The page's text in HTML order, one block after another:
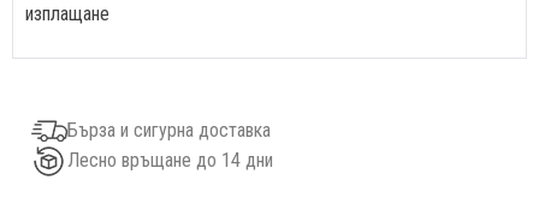
изплащане
Бърза и сигурна доставка
Лесно връщане до 14 дни